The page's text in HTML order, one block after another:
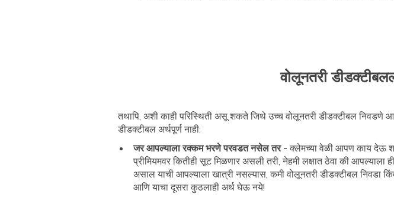
वोलूनतरी
तथापि, अशी काही परिस्थिती असू शकते जिथे उच्च वोलूनतरी डीडक्टीबल निवडणे
डीडक्टीबल अर्थपूर्ण नाही:
जर आपल्याला रक्कम भरणे परवडत नसेल तर -क्लेमच्या वेळी आपण काय देऊ
प्रीमियमवर कितीही सूट मिळणार असली तरी, नेहमी लक्षात ठेवा की
असाल याची आपल्याला खात्री नसल्यास, कमी वोलूनतरी डीडक्टीबल निवडा
आणि याचा दूसरा कुठलाही अर्थ घेऊ नये!